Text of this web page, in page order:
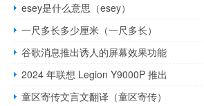
esey是什么意思（esey）
一尺多长多少厘米（一尺多长）
谷歌消息推出诱人的屏幕效果功能
2024 年联想 Legion Y9000P 推出
童区寄传文言文翻译（童区寄传）